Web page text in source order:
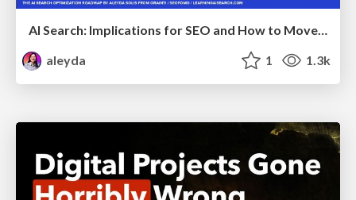
AI Search: Implications for SEO and How to Move Forward - #ShenzhenSEOConference
aleyda
1 1.3k